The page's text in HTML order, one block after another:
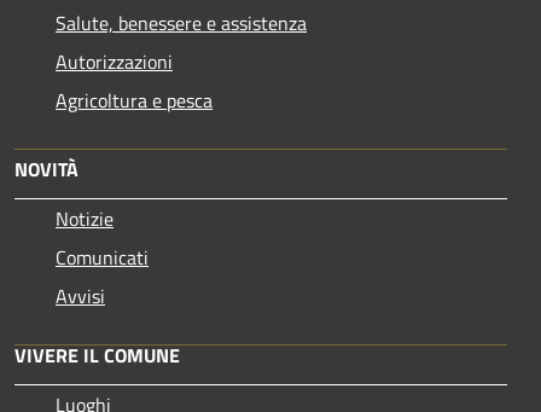
Salute, benessere e assistenza
Autorizzazioni
Agricoltura e pesca
NOVITÀ
Notizie
Comunicati
Avvisi
VIVERE IL COMUNE
Luoghi